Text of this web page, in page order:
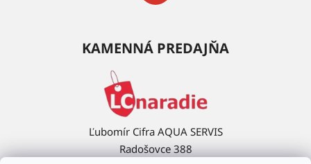
KAMENNÁ PREDAJŇA
Ľubomír Cifra AQUA SERVIS
Radošovce 388